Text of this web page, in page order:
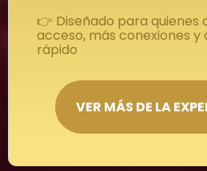
👉 Diseñado para quienes
acceso, más conexiones y
rápido
VER MÁS DE LA